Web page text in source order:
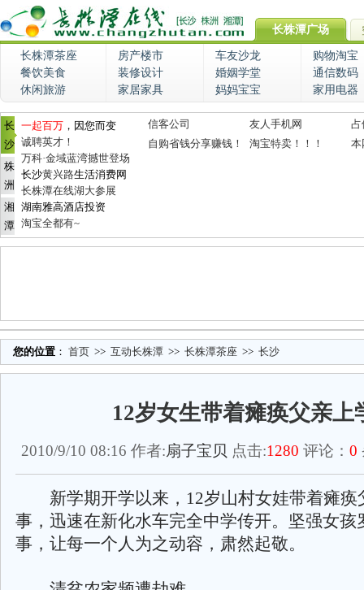
长株潭广场
长株潭茶座 房产楼市 车友沙龙
购物淘宝
餐饮美食
装修设计 婚姻学堂
通信数码
休闲旅游
家居家具 妈妈宝宝 家用电器
长
沙
株
洲
湘
潭
一起百万 ，因您而变
诚聘英才！
万科·金域蓝湾撼世登场
长沙黄兴路生活消费网
长株潭在线湖大参展
湖南雅高酒店投资
淘宝全都有~
信客公司 友人手机网
占
自购省钱分享赚钱！
淘宝特卖！！！ 本
您的位置 ： 首页 >> 互动长株潭 >> 长株潭茶座 >> 长沙
12岁女生带着瘫痪父亲上
2010/9/10 08:16 作者:扇子宝贝 点击:1280 评论： 0
新学期开学以来，12岁山村女娃带着瘫痪
事，迅速在新化水车完全中学传开。坚强女孩
事，让每一个人为之动容，肃然起敬。